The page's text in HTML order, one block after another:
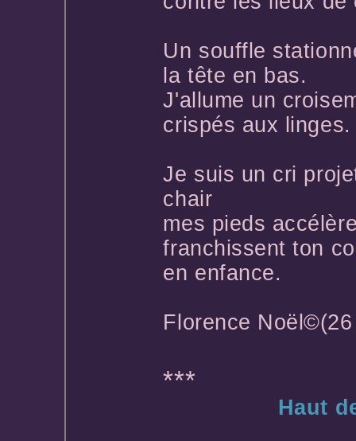
Un souffle
la tête en bas.
J'allume un
crispés aux linges.
Je suis un cri
chair
mes pieds
franchissent ton
en enfance.
Florence
***
Haut